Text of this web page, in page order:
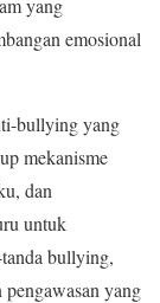
yang
emosional
bullying yang
mekanisme
dan
untuk
bullying,
yang